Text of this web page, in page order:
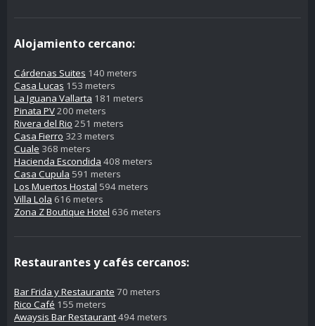
Alojamiento cercano:
Cárdenas Suites 140 meters
Casa Lucas 153 meters
La Iguana Vallarta 181 meters
Pinata PV200 meters
Rivera del Rio 251 meters
Casa Fierro 323 meters
Cuale 368 meters
Hacienda Escondida 408 meters
Casa Cupula 591 meters
Los Muertos Hostal 594 meters
Villa Lola 616 meters
Zona Z Boutique Hotel 636 meters
Restaurantes y cafés cercanos:
Bar Frida y Restaurante 70 meters
Rico Café 155 meters
Awaysis Bar Restaurant494 meters